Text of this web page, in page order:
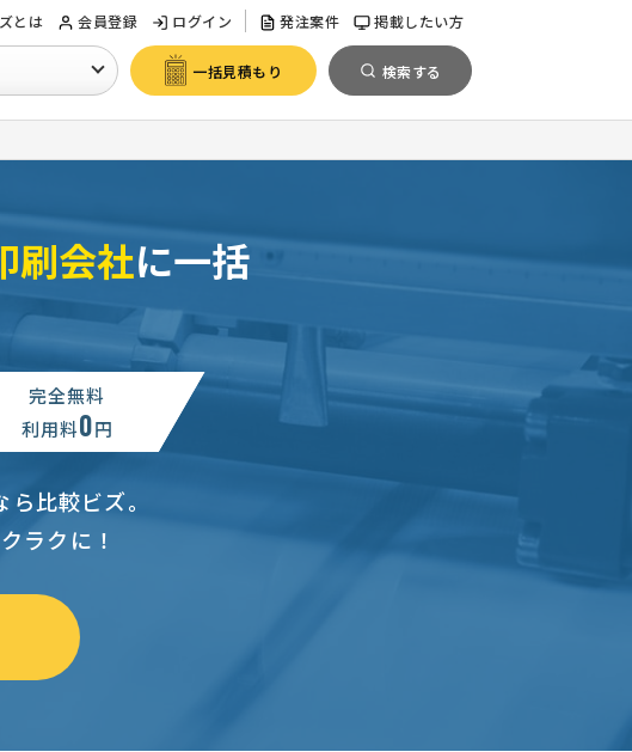
とは 会員登録 ログイン 発注案件 掲載したい方
一括見積もり 検索する
刷会社に一括
完全無料
利用料0円
比較ビズ。
ラクに！